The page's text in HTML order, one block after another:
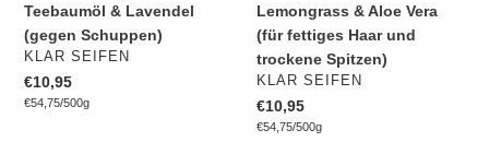
Teebaumöl & Lavendel
(gegen Schuppen)
VERKÄUFER
KLAR SEIFEN
Normaler
Preis
€10,95
Einzelpreis
€54,75/pro
500g
Spitzen)
Lemongrass & Aloe Vera
(für fettiges Haar und
trockene Spitzen)
VERKÄUFER
KLAR SEIFEN
Normaler
Preis
€10,95
Einzelpreis
€54,75/pro
500g